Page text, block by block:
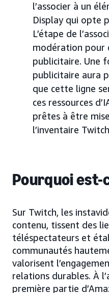
l’associer à un
Display qui opte
L’étape de
modération pour
publicitaire. Une
publicitaire aura
que cette ligne
ces ressources
prêtes à être
l’inventaire
Pourquoi
Sur Twitch, les
contenu, tissent des
téléspectateurs et
communautés
valorisent
relations durables. À
première partie